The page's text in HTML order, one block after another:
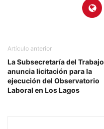
Artículo anterior
La Subsecretaría del Trabajo
anuncia licitación para la
ejecución del Observatorio
Laboral en Los Lagos